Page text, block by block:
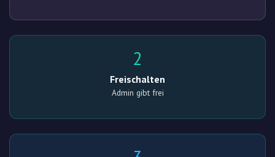
2
Freischalten
Admin gibt frei